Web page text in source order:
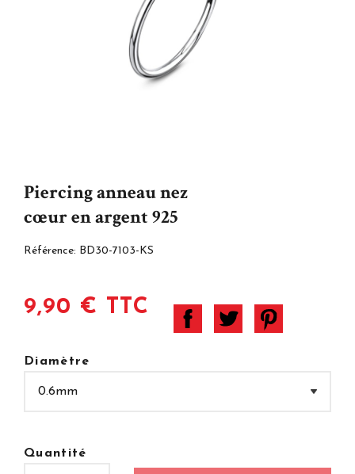
Piercing anneau nez
cœur en argent 925
Référence: BD30-7103-KS
9,90 € TTC
Diamètre
Quantité